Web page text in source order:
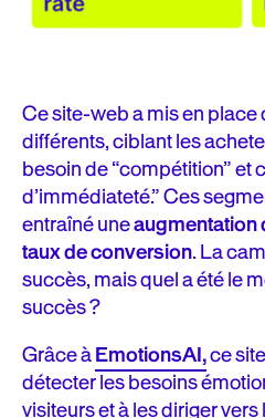
Ce site-web a mis en
différents, ciblant les
besoin de “compétition” et
d’immédiateté.” Ces
entraîné uneaugmentation
taux de conversion. La
succès, mais quel a été le
succès ?
Grâce àEmotionsAI,ce
détecter les besoins
visiteurs et à les diriger